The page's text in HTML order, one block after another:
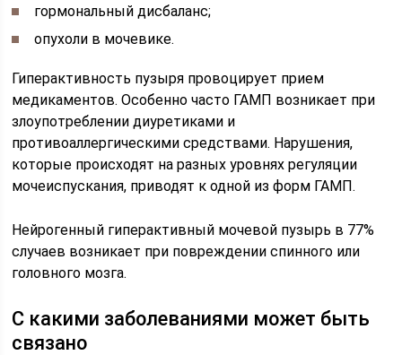
гормональный дисбаланс;
опухоли в мочевике.
Гиперактивность пузыря провоцирует прием
медикаментов. Особенно часто ГАМП возникает при
злоупотреблении диуретиками и
противоаллергическими средствами. Нарушения,
которые происходят на разных уровнях регуляции
мочеиспускания, приводят к одной из форм ГАМП.
Нейрогенный гиперактивный мочевой пузырь в 77%
случаев возникает при повреждении спинного или
головного мозга.
С какими заболеваниями может быть
связано